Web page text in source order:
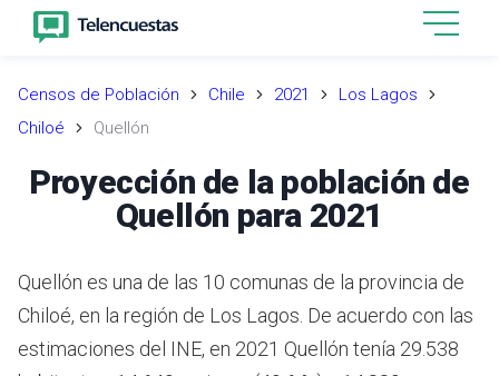
Censos de Población Chile 2021
Los Lagos
Chiloé
Quellón
Proyección de la población de
Quellón para 2021
Quellón es una de las 10 comunas de la provincia de
Chiloé, en la región de Los Lagos. De acuerdo con las
estimaciones del INE, en 2021 Quellón tenía 29.538